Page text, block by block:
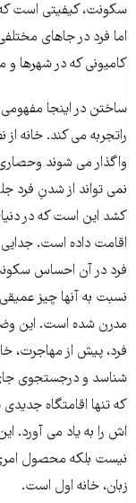
سکونت، کیفیتی است
اما فرد در جاهاى
کامیونى که در شهرها
ساختن در اینجا مفهومی
راتجربه مى کند. خانه
واگذار مى شوند
نمى تواند از شدنِ فرد
کشد این است که در
اقامت داده است.
فرد در آن احساس
نسبت به آنها چیز
مدرن شده است. این
فرد، پیش از مهاجرت،
شناسد و درجستجوى جاى
که تنها اقامتگاه
اش را به یاد مى آورد.
نیست بلکه محصول
زبان، خانه اول است.